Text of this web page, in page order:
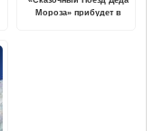
Мороза» прибудет в